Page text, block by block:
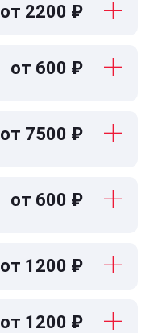
от 2200 ₽
от 600 ₽
от 7500 ₽
от 600 ₽
от 1200 ₽
от 1200 ₽